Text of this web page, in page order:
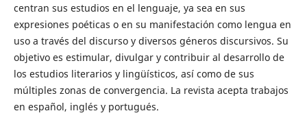
centran sus estudios en el lenguaje, ya sea en sus
expresiones poéticas o en su manifestación como lengua en
uso a través del discurso y diversos géneros discursivos. Su
objetivo es estimular, divulgar y contribuir al desarrollo de
los estudios literarios y lingüísticos, así como de sus
múltiples zonas de convergencia. La revista acepta trabajos
en español, inglés y portugués.